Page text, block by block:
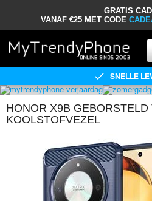
GRATIS
VANAF €25 MET CODE
SNELLE
HONOR X9B
KOOLSTOFVEZEL